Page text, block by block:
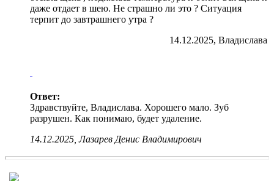
даже отдает в шею. Не страшно ли это ? Ситуация
терпит до завтрашнего утра ?
14.12.2025, Владислава
Ответ:
Здравствуйте, Владислава. Хорошего мало. Зуб
разрушен. Как понимаю, будет удаление.
14.12.2025, Лазарев Денис Владимирович